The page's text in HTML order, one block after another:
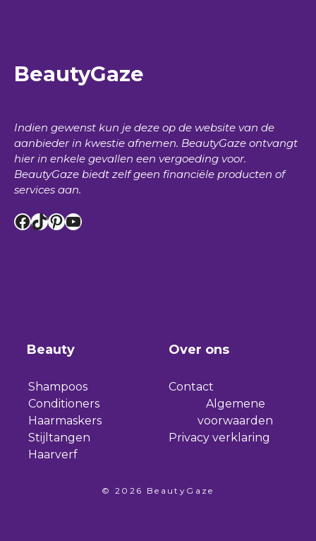
BeautyGaze
Indien gewenst kun je deze op de website van de
aanbieder in kwestie afnemen. BeautyGaze ontvangt
hier in enkele gevallen een vergoeding voor.
BeautyGaze biedt zelf geen financiële producten of
services aan.
Facebook
TikTok
Pinterest
YouTube
Beauty
Shampoos
Conditioners
Haarmaskers
Stijltangen
Haarverf
Over ons
Contact
Algemene
voorwaarden
Privacy verklaring
© 2026 BeautyGaze